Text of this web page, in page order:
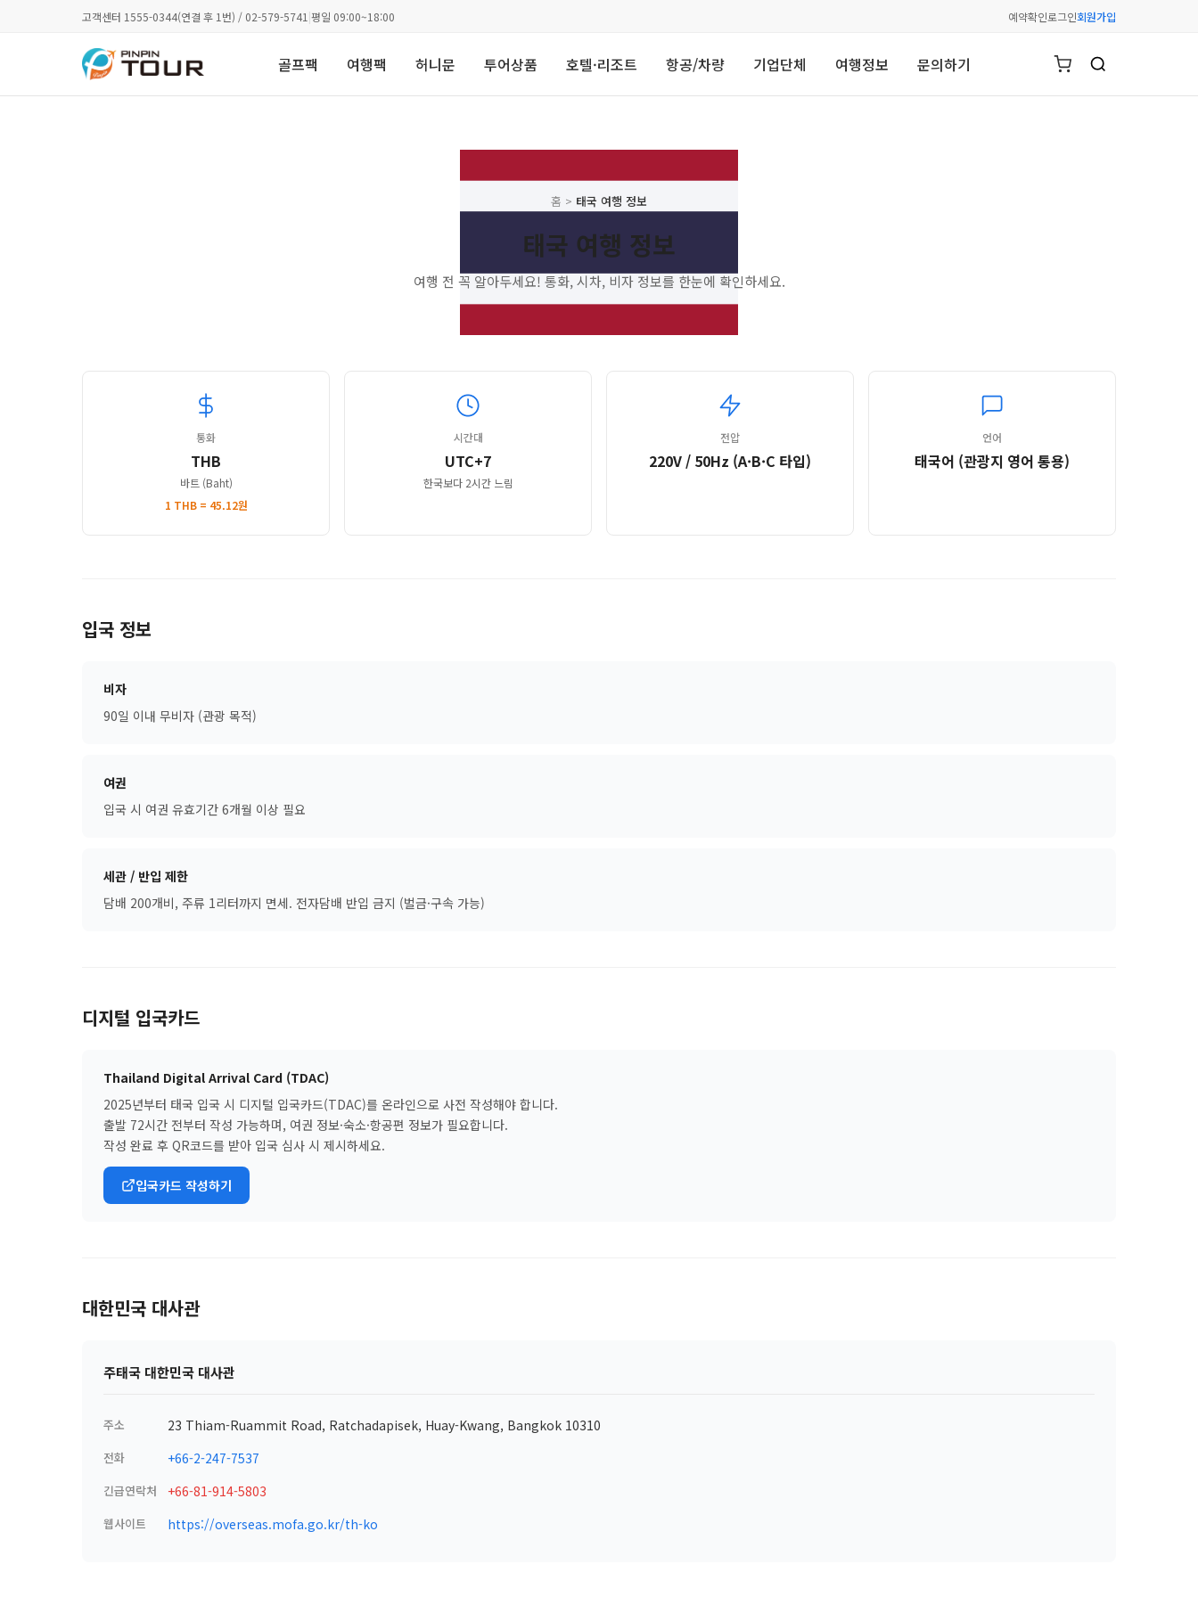
고객센터 1555-0344(연결 후 1번) / 02-579-5741 |평일 09:00~18:00 예약확인로그인회원가입
골프팩 여행팩 허니문 투어상품 호텔·리조트 항공/차량 기업단체 여행정보 문의하기
홈 > 태국 여행 정보
태국 여행 정보
여행 전 꼭 알아두세요! 통화, 시차, 비자 정보를 한눈에 확인하세요.
통화
THB
바트 (Baht)
1 THB = 45.12원
시간대
UTC+7
한국보다 2시간 느림
전압
220V / 50Hz (A·B·C 타입)
언어
태국어 (관광지 영어 통용)
입국 정보
비자
90일 이내 무비자 (관광 목적)
여권
입국 시 여권 유효기간 6개월 이상 필요
세관 / 반입 제한
담배 200개비, 주류 1리터까지 면세. 전자담배 반입 금지 (벌금·구속 가능)
디지털 입국카드
Thailand Digital Arrival Card (TDAC)
2025년부터 태국 입국 시 디지털 입국카드(TDAC)를 온라인으로 사전 작성해야 합니다.
출발 72시간 전부터 작성 가능하며, 여권 정보·숙소·항공편 정보가 필요합니다.
작성 완료 후 QR코드를 받아 입국 심사 시 제시하세요.
입국카드 작성하기
대한민국 대사관
주태국 대한민국 대사관
주소 23 Thiam-Ruammit Road, Ratchadapisek, Huay-Kwang, Bangkok 10310
전화 +66-2-247-7537
긴급연락처 +66-81-914-5803
웹사이트 https://overseas.mofa.go.kr/th-ko